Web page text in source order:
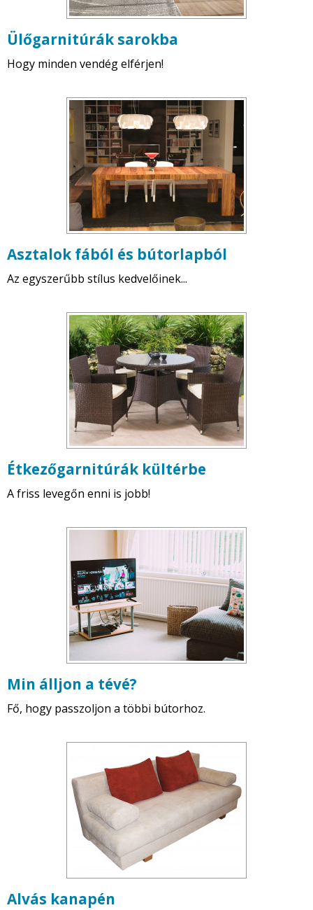
Ülőgarnitúrák sarokba
Hogy minden vendég elférjen!
Asztalok fából és bútorlapból
Az egyszerűbb stílus kedvelőinek...
Étkezőgarnitúrák kültérbe
A friss levegőn enni is jobb!
Min álljon a tévé?
Fő, hogy passzoljon a többi bútorhoz.
Alvás kanapén